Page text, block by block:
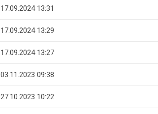
17.09.2024 13:31
17.09.2024 13:29
17.09.2024 13:27
03.11.2023 09:38
27.10.2023 10:22